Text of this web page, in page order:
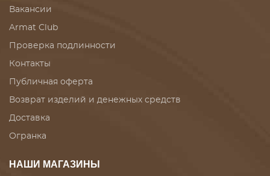
Вакансии
Armat Club
Проверка подлинности
Контакты
Публичная оферта
Возврат изделий и денежных средств
Доставка
Огранка
НАШИ МАГАЗИНЫ